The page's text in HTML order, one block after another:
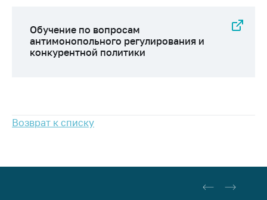
Обучение по вопросам
антимонопольного регулирования и
конкурентной политики
Возврат к списку